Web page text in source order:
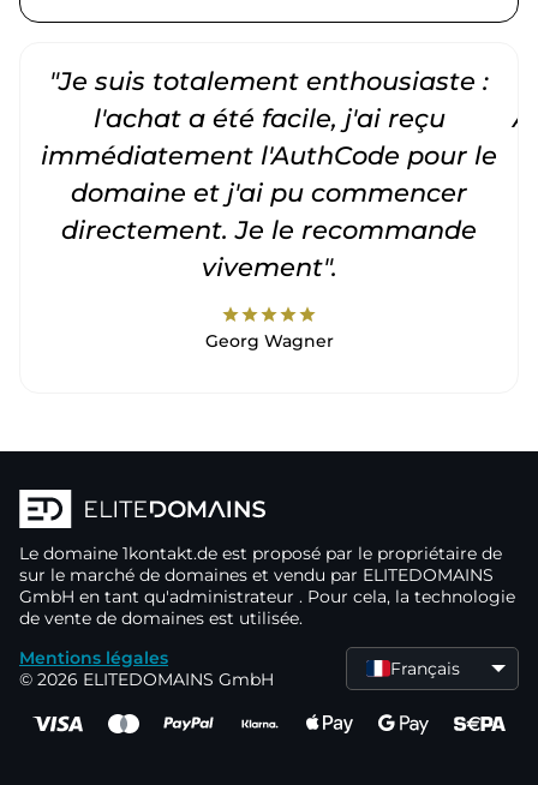
"Je suis totalement enthousiaste :
l'achat a été facile, j'ai reçu
immédiatement l'AuthCode pour le
domaine et j'ai pu commencer
directement. Je le recommande
vivement".
starstarstarstarstar
Georg Wagner
Le domaine 1kontakt.de est proposé par le propriétaire de
sur le marché de domaines et vendu par ELITEDOMAINS
GmbH en tant qu'administrateur . Pour cela, la technologie
de vente de domaines est utilisée.
Mentions légales
© 2026 ELITEDOMAINS GmbH
Français